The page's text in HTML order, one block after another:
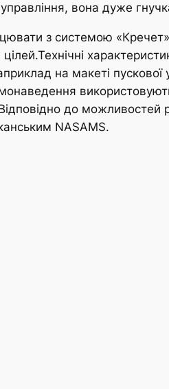
вона дуже
з системою
на макеті пускової
до
NASAMS.